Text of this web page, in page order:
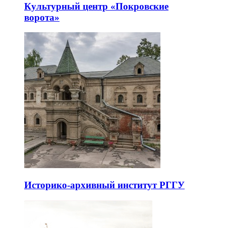
Культурный центр «Покровские
ворота»
Историко-архивный институт РГГУ